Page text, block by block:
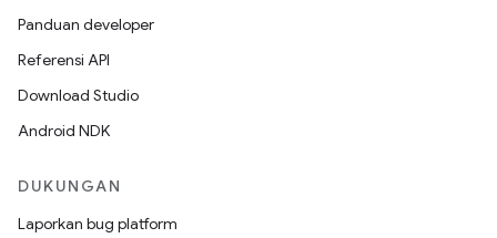
Panduan developer
Referensi API
Download Studio
Android NDK
DUKUNGAN
Laporkan bug platform